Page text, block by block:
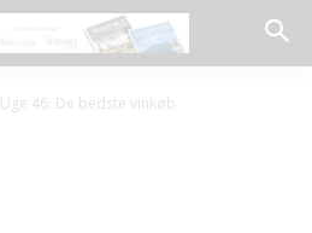
Uge 46: De bedste vinkøb